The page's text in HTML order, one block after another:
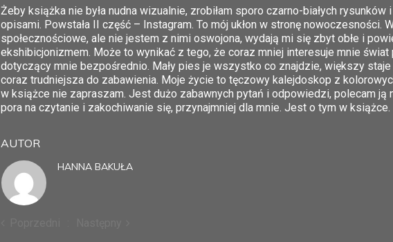
Żeby książka nie była nudna wizualnie, zrobiłam sporo czarno-białych
opisami. Powstała II część – Instagram. To mój ukłon w stronę nowoczesności.
społecznościowe, ale nie jestem z nimi oswojona, wydają mi się zbyt obłe i
ekshibicjonizmem. Może to wynikać z tego, że coraz mniej interesuje mnie świat
dotyczący mnie bezpośrednio. Mały pies je wszystko co znajdzie, większy
coraz trudniejsza do zabawienia. Moje życie to tęczowy kalejdoskop z
w książce nie zapraszam. Jest dużo zabawnych pytań i odpowiedzi, polecam
pora na czytanie i zakochiwanie się, przynajmniej dla mnie. Jest o tym w
AUTOR
HANNA BAKUŁA